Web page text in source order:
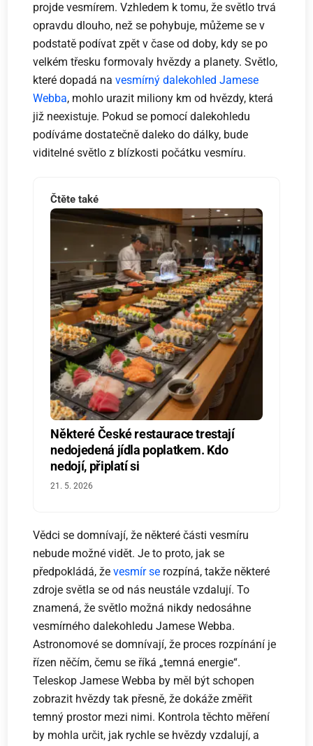
projde vesmírem. Vzhledem k tomu, že světlo trvá
opravdu dlouho, než se pohybuje, můžeme se v
podstatě podívat zpět v čase od doby, kdy se po
velkém třesku formovaly hvězdy a planety. Světlo,
které dopadá navesmírný dalekohled Jamese
Webba, mohlo urazit miliony km od hvězdy, která
již neexistuje. Pokud se pomocí dalekohledu
podíváme dostatečně daleko do dálky, bude
viditelné světlo z blízkosti počátku vesmíru.
Čtěte také
Některé České restaurace trestají
nedojedená jídla poplatkem. Kdo
nedojí, připlatí si
21. 5. 2026
Vědci se domnívají, že některé části vesmíru
nebude možné vidět. Je to proto, jak se
předpokládá, ževesmír se rozpíná, takže některé
zdroje světla se od nás neustále vzdalují. To
znamená, že světlo možná nikdy nedosáhne
vesmírného dalekohledu Jamese Webba.
Astronomové se domnívají, že proces rozpínání je
řízen něčím, čemu se říká „temná energie“.
Teleskop Jamese Webba by měl být schopen
zobrazit hvězdy tak přesně, že dokáže změřit
temný prostor mezi nimi. Kontrola těchto měření
by mohla určit, jak rychle se hvězdy vzdalují, a